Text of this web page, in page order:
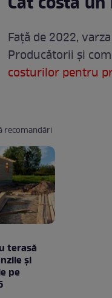
Față de 2022,
Producătorii și
costurilor pentru
recomandări
terasă
și
pe